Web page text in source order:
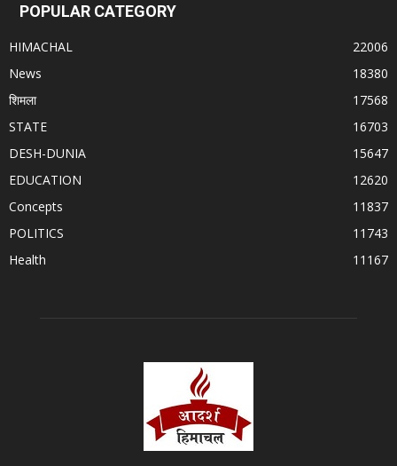
POPULAR CATEGORY
HIMACHAL
22006
News
18380
शिमला
17568
STATE
16703
DESH-DUNIA
15647
EDUCATION
12620
Concepts
11837
POLITICS
11743
Health
11167